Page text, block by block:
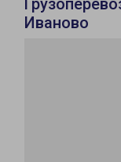
Иваново